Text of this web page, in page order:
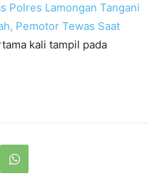
Polres Lamongan Tangani
Pemotor Tewas Saat
kali tampil pada